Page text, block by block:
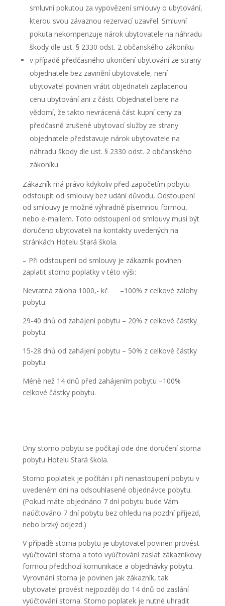
smluvní pokutou za vypovězení smlouvy o ubytování,
kterou svou závaznou rezervací uzavřel. Smluvní
pokuta nekompenzuje nárok ubytovatele na náhradu
škody dle ust. § 2330 odst. 2 občanského zákoníku
v případě předčasného ukončení ubytování ze strany
objednatele bez zavinění ubytovatele, není
ubytovatel povinen vrátit objednateli zaplacenou
cenu ubytování ani z části. Objednatel bere na
vědomí, že takto nevrácená část kupní ceny za
předčasně zrušené ubytovací služby ze strany
objednatele představuje nárok ubytovatele na
náhradu škody dle ust. § 2330 odst. 2 občanského
zákoníku
Zákazník má právo kdykoliv před započetím pobytu
odstoupit od smlouvy bez udání důvodu, Odstoupení
od smlouvy je možné výhradně písemnou formou,
nebo e-mailem. Toto odstoupení od smlouvy musí být
doručeno ubytovateli na kontakty uvedených na
stránkách Hotelu Stará škola.
– Při odstoupení od smlouvy je zákazník povinen
zaplatit storno poplatky v této výši:
Nevratná záloha 1000,- kč –100% z celkové zálohy
pobytu.
29-40 dnů od zahájení pobytu – 20% z celkové částky
pobytu.
15-28 dnů od zahájení pobytu – 50% z celkové částky
pobytu.
Méně než 14 dnů před zahájením pobytu –100%
celkové částky pobytu.
Dny storno pobytu se počítají ode dne doručení storna
pobytu Hotelu Stará škola.
Storno poplatek je počítán i při nenastoupení pobytu v
uvedeném dni na odsouhlasené objednávce pobytu.
(Pokud máte objednáno 7 dní pobytu bude Vám
naúčtováno 7 dní pobytu bez ohledu na pozdní příjezd,
nebo brzký odjezd.)
V případě storna pobytu je ubytovatel povinen provést
vyúčtování storna a toto vyúčtování zaslat zákazníkovy
formou předchozí komunikace a objednávky pobytu.
Vyrovnání storna je povinen jak zákazník, tak
ubytovatel provést nejpozději do 14 dnů od zaslání
vyúčtování storna. Storno poplatek je nutné uhradit